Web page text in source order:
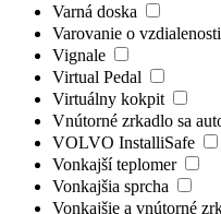
Varná doska
Varovanie o vzdialenosti
Vignale
Virtual Pedal
Virtuálny kokpit
Vnútorné zrkadlo sa
VOLVO InstalliSafe
Vonkajší teplomer
Vonkajšia sprcha
Vonkajšie a vnútorné